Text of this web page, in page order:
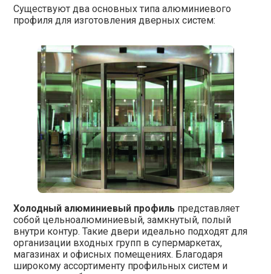
Существуют два основных типа алюминиевого
профиля для изготовления дверных систем:
Холодный алюминиевый профильпредставляет
собой цельноалюминиевый, замкнутый, полый
внутри контур. Такие двери идеально подходят для
организации входных групп в супермаркетах,
магазинах и офисных помещениях. Благодаря
широкому ассортименту профильных систем и